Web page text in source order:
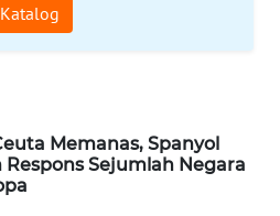
Memanas, Spanyol
Respons Sejumlah Negara